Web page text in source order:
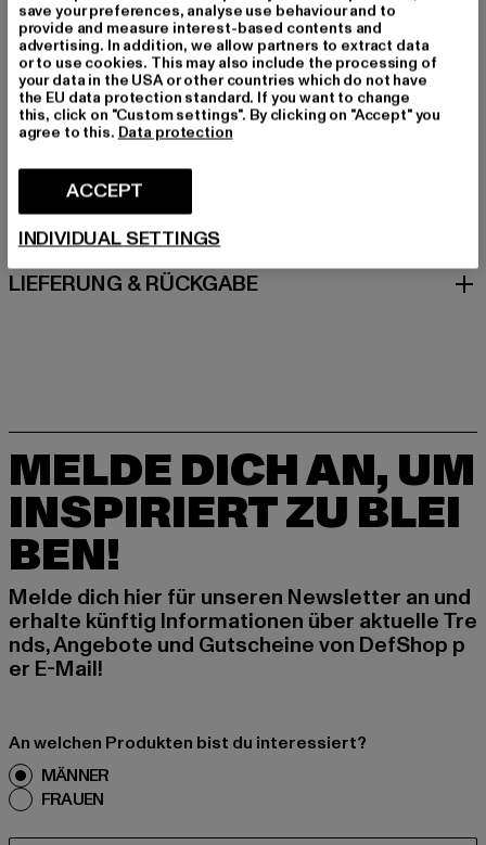
Art.Nr: 7115214-00007
Hersteller: Urban Styles Agency GmbH & Co. KG |
agentur@urbanstylesagency.com
Schanzenstraße 41 | 51063 Köln | DE
GRÖSSE & PASSFORM
PFLEGEHINWEISE
LIEFERUNG & RÜCKGABE
MELDE DICH AN, UM
INSPIRIERT ZU BLEI
BEN!
Melde dich hier für unseren Newsletter an und
erhalte künftig Informationen über aktuelle Tre
nds, Angebote und Gutscheine von DefShop p
er E-Mail!
An welchen Produkten bist du interessiert?
MÄNNER
FRAUEN
save your preferences, analyse use behaviour and to
provide and measure interest-based contents and
advertising. In addition, we allow partners to extract data
or to use cookies. This may also include the processing of
your data in the USA or other countries which do not have
the EU data protection standard. If you want to change
this, click on "Custom settings". By clicking on "Accept" you
agree to this. Data protection
ACCEPT
INDIVIDUAL SETTINGS